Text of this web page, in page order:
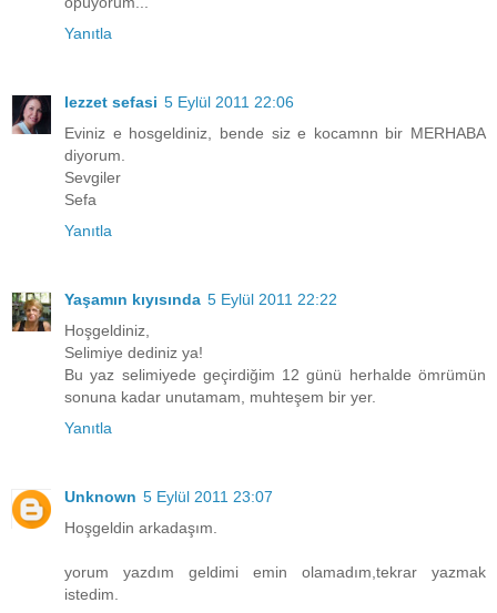
Yanıtla
lezzet sefasi 5 Eylül 2011 22:06
Eviniz e hosgeldiniz, bende siz e kocamnn bir MERHABA
diyorum.
Sevgiler
Sefa
Yanıtla
Yaşamın kıyısında 5 Eylül 2011 22:22
Hoşgeldiniz,
Selimiye dediniz ya!
Bu yaz selimiyede geçirdiğim 12 günü herhalde ömrümün
sonuna kadar unutamam, muhteşem bir yer.
Yanıtla
Unknown 5 Eylül 2011 23:07
Hoşgeldin arkadaşım.
yorum yazdım geldimi emin olamadım,tekrar yazmak
istedim.